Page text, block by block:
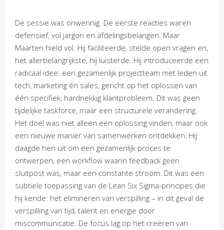
De sessie was onwennig. De eerste reacties waren
defensief, vol jargon en afdelingsbelangen. Maar
Maarten hield vol. Hij faciliteerde, stelde open vragen en,
het allerbelangrijkste, hij luisterde. Hij introduceerde een
radicaal idee: een gezamenlijk projectteam met leden uit
tech, marketing én sales, gericht op het oplossen van
één specifiek, hardnekkig klantprobleem. Dit was geen
tijdelijke taskforce, maar een structurele verandering.
Het doel was niet alleen een oplossing vinden, maar ook
een nieuwe manier van samenwerken ontdekken. Hij
daagde hen uit om een gezamenlijk proces te
ontwerpen, een workflow waarin feedback geen
sluitpost was, maar een constante stroom. Dit was een
subtiele toepassing van de Lean Six Sigma-principes die
hij kende: het elimineren van verspilling – in dit geval de
verspilling van tijd, talent en energie door
miscommunicatie. De focus lag op het creëren van